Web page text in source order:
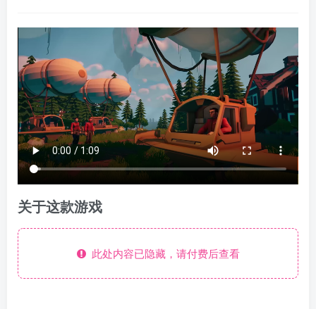
关于这款游戏
此处内容已隐藏，请付费后查看